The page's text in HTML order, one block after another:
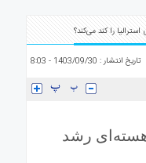
را کند می‌کند؟
تاریخ انتشار : 1403/09/30 - 8:03
هسته‌ای رشد